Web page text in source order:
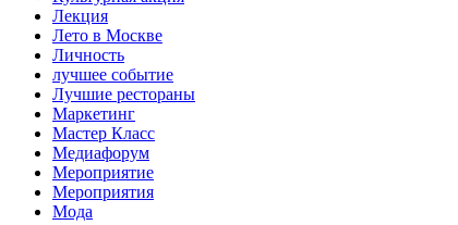
Лекция
Лето в Москве
Личность
лучшее событие
Лучшие рестораны
Маркетинг
Мастер Класс
Медиафорум
Мероприятие
Мероприятия
Мода